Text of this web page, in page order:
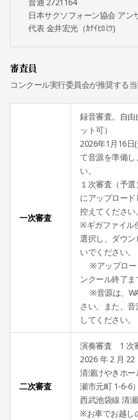
日本サクソフォーン協会 アン
代表 金井宏光（ｶﾅｲﾋﾛﾐﾂ)
審査員
コンクール実行委員会が推奨する
一次審査
録音審査。自
ット可）
2026年1月16日
て音源を準備
い。
１次審査（予選
にアップロー
控えてください。
※ギガファイル
選択し、ダウ
いでください。
※アップロー
ンクール終了ま
※音源は、
さい。また、
してください。
二次審査
演奏審査 1 次
2026 年 2 月 22
清瀬けやきホ
瀬市元町 1-6-6）
西武池袋線 清
※お車でお越し